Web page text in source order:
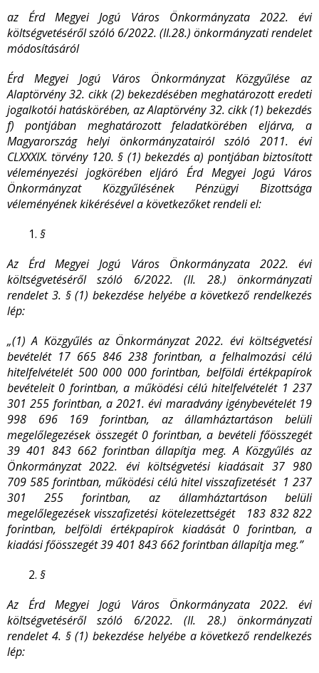
az Érd Megyei Jogú Város Önkormányzata 2022. évi
költségvetéséről szóló 6/2022. (II.28.) önkormányzati rendelet
módosításáról
Érd Megyei Jogú Város Önkormányzat Közgyűlése az
Alaptörvény 32. cikk (2) bekezdésében meghatározott eredeti
jogalkotói hatáskörében, az Alaptörvény 32. cikk (1) bekezdés
f) pontjában meghatározott feladatkörében eljárva, a
Magyarország helyi önkormányzatairól szóló 2011. évi
CLXXXIX. törvény 120. § (1) bekezdés a) pontjában biztosított
véleményezési jogkörében eljáró Érd Megyei Jogú Város
Önkormányzat Közgyűlésének Pénzügyi Bizottsága
véleményének kikérésével a következőket rendeli el:
§
Az Érd Megyei Jogú Város Önkormányzata 2022. évi
költségvetéséről szóló 6/2022. (II. 28.) önkormányzati
rendelet 3. § (1) bekezdése helyébe a következő rendelkezés
lép:
„(1) A Közgyűlés az Önkormányzat 2022. évi költségvetési
bevételét 17 665 846 238 forintban, a felhalmozási célú
hitelfelvételét 500 000 000 forintban, belföldi értékpapírok
bevételeit 0 forintban, a működési célú hitelfelvételét 1 237
301 255 forintban, a 2021. évi maradvány igénybevételét 19
998 696 169 forintban, az államháztartáson belüli
megelőlegezések összegét 0 forintban, a bevételi főösszegét
39 401 843 662 forintban állapítja meg. A Közgyűlés az
Önkormányzat 2022. évi költségvetési kiadásait 37 980
709 585 forintban, működési célú hitel visszafizetését 1 237
301 255 forintban, az államháztartáson belüli
megelőlegezések visszafizetési kötelezettségét 183 832 822
forintban, belföldi értékpapírok kiadását 0 forintban, a
kiadási főösszegét 39 401 843 662 forintban állapítja meg.”
§
Az Érd Megyei Jogú Város Önkormányzata 2022. évi
költségvetéséről szóló 6/2022. (II. 28.) önkormányzati
rendelet 4. § (1) bekezdése helyébe a következő rendelkezés
lép: